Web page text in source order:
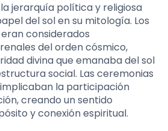
jerarquía política y religiosa
del sol en su mitología. Los
considerados
del orden cósmico,
divina que emanaba del sol
social. Las ceremonias
la participación
creando un sentido
y conexión espiritual.